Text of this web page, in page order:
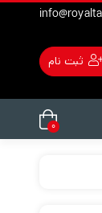
ثبت نام
۰